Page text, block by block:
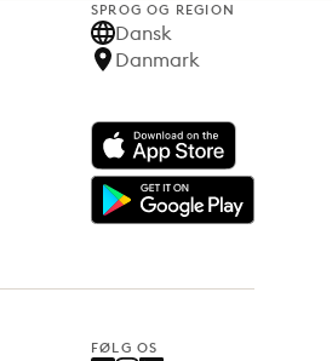
SPROG OG REGION
Dansk
Danmark
FØLG OS